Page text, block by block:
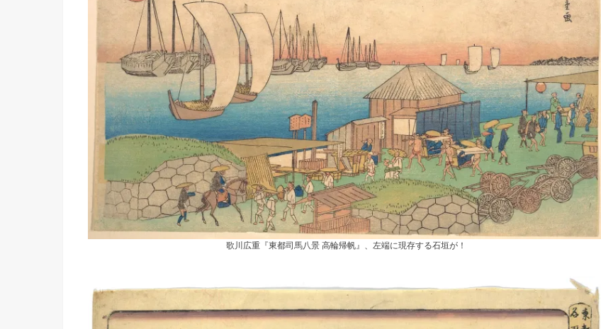
歌川広重『東都司馬八景 高輪帰帆』、左端に現存する石垣が！